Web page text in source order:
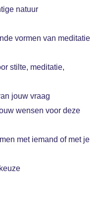
natuur
vormen van meditatie
stilte, meditatie,
jouw vraag
wensen voor deze
met iemand of met je